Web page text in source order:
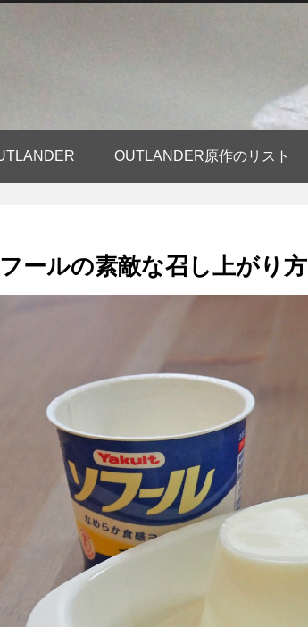
OUTLANDER原作のリスト
ールの素敵な召し上がり方